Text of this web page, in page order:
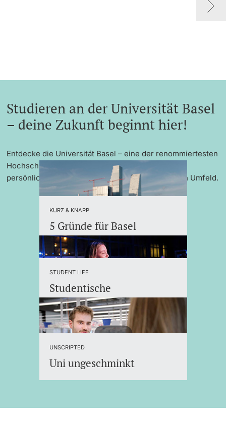
Studieren an der Universität Basel
– deine Zukunft beginnt hier!
Entdecke die Universität Basel – eine der renommiertesten
Hochschulen Europas mit exzellenter Forschung,
persönlicher Betreuung und einem internationalen Umfeld.
KURZ & KNAPP
5 Gründe für Basel
STUDENT LIFE
Studentische
Organisationen
UNSCRIPTED
Uni ungeschminkt